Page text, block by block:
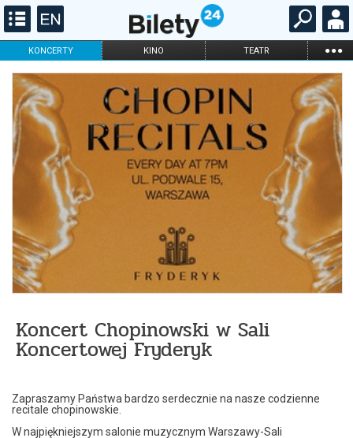
KONCERTY KINO TEATR ...
FILHARMONIA OPERA I BALET
DLA DZIECI
ONLINE KARNETY
Koncert Chopinowski w Sali
Koncertowej Fryderyk
Zapraszamy Państwa bardzo serdecznie na nasze codzienne
recitale chopinowskie.
W najpiękniejszym salonie muzycznym Warszawy-Sali